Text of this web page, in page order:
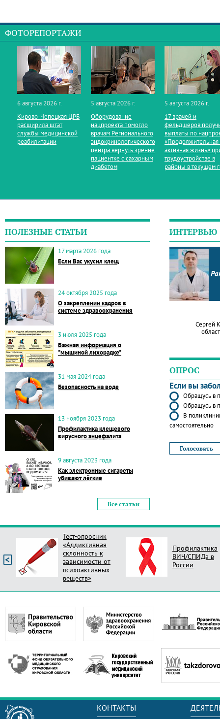
ФОТОРЕПОРТАЖИ
6 августа 2026 г.
Кирово‑Чепецкая ЦРБ
расширила штат
службы медицинской
реабилитации
5 августа 2026 г.
Оборудование
нацпроекта помогло
врачам Регионального
эндокринологического
центра вернуть зрение
пациентке с сахарным
диабетом
5 августа 2026 г.
17 врачей и
фельдшеров
выплаты по
«Продолжительная
активная жизнь»
трудоустройстве в
районы в текущем
ПОЛЕЗНЫЕ СТАТЬИ
17 марта 2026 года
Если Вас укусил клещ
24 октября 2025 года
О закреплении кадров в
системе здравоохранения
3 июля 2025 года
Важная информация о
"мышиной лихорадке"
31 мая 2024 года
Безопасность на воде
13 ноября 2023 года
Профилактика клещевого
вирусного энцефалита
9 августа 2023 года
Как электронные сигареты
убивают лёгкие
Все статьи
ИНТЕРВЬЮ
Сергей
ОПРОС
Если вы
Обращусь в
Обращусь в
В
самостоятельно
Профилактика
ВИЧ/СПИДа в
России
Опрос Оцени
новый стиль
поликлиник
КОНТАКТЫ